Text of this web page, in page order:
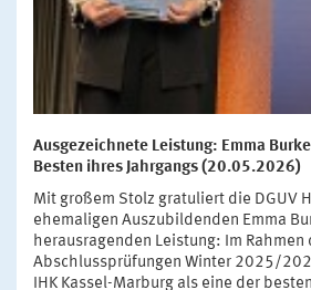
Ausgezeichnete Leistung: Emma
Besten ihres Jahrgangs (20.05.2026)
Mit großem Stolz gratuliert die DGUV
ehemaligen Auszubildenden Emma
herausragenden Leistung: Im Rahmen
Abschlussprüfungen Winter 2025/
IHK Kassel-Marburg als eine der